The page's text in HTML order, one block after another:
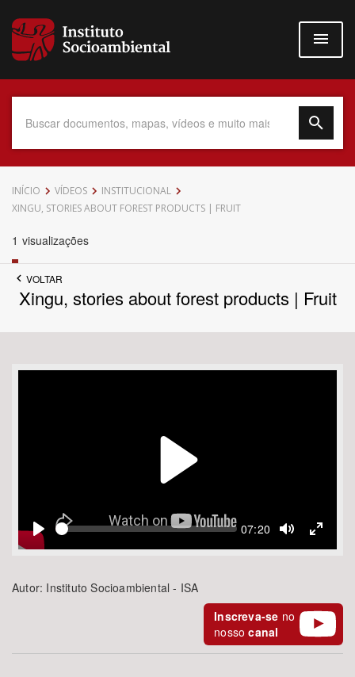
para
conteúdo
Data do Documento
Até
Área de Levantamento
BUSCAR
INÍCIO VÍDEOS
INSTITUCIONAL
XINGU, STORIES ABOUT FOREST PRODUCTS | FRUIT
1 visualizações
VOLTAR
Xingu, stories about forest products | Fruit
Play
Seek Current
07:20
Mute
Autor: Instituto Socioambiental - ISA
Inscreva-se no
nossocanal